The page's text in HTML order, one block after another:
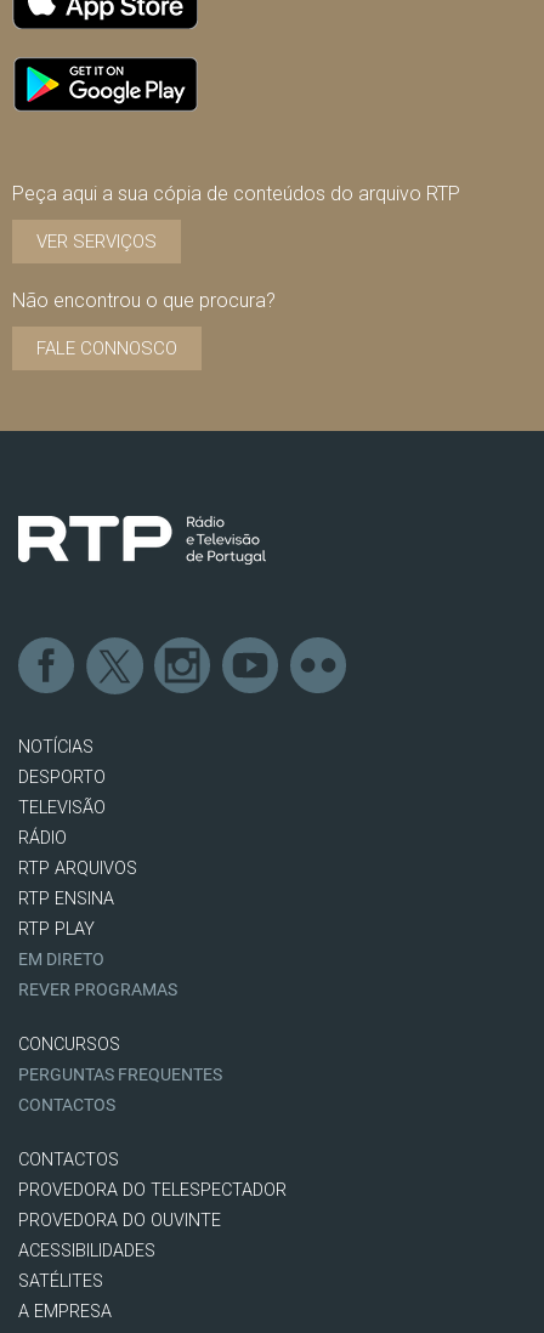
Peça aqui a sua cópia de conteúdos do arquivo RTP
VER SERVIÇOS
Não encontrou o que procura?
FALE CONNOSCO
NOTÍCIAS
DESPORTO
TELEVISÃO
RÁDIO
RTP ARQUIVOS
RTP ENSINA
RTP PLAY
EM DIRETO
REVER PROGRAMAS
CONCURSOS
PERGUNTAS FREQUENTES
CONTACTOS
CONTACTOS
PROVEDORA DO TELESPECTADOR
PROVEDORA DO OUVINTE
ACESSIBILIDADES
SATÉLITES
A EMPRESA